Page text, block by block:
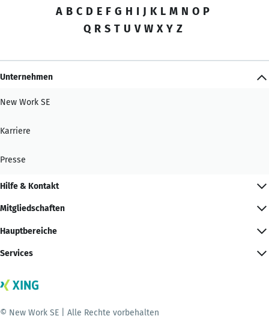
A B C D E F G H I J K L M N O P
Q R S T U V W X Y Z
Unternehmen
New Work SE
Karriere
Presse
Hilfe & Kontakt
Mitgliedschaften
Hauptbereiche
Services
© New Work SE | Alle Rechte vorbehalten